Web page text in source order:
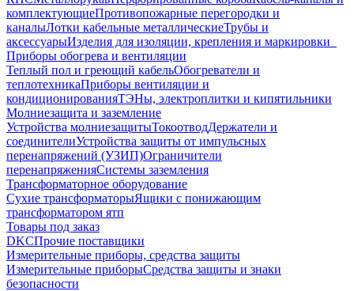
комплектующиеПротивопожарные перегородки и
каналыЛотки кабельные металлическиеТрубы и
аксессуарыИзделия для изоляции, крепления и маркировки
Приборы обогрева и вентиляции
Теплый пол и греющий кабельОбогреватели и
теплотехникаПриборы вентиляции и
кондиционированияТЭНы, электроплитки и кипятильники
Молниезащита и заземление
Устройства молниезащитыТокоотводДержатели и
соединителиУстройства защиты от импульсных
перенапряжений (УЗИП)Ограничители
перенапряженияСистемы заземления
Трансформаторное оборудование
Сухие трансформаторыЯщики с понижающим
трансформатором ятп
Товары под заказ
DKCПрочие поставщики
Измерительные приборы, средства защиты
Измерительные приборыСредства защиты и знаки
безопасности